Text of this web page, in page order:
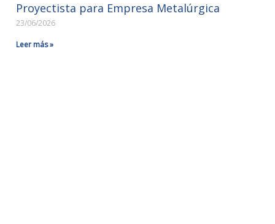
Proyectista para Empresa Metalúrgica
23/06/2026
Leer más »